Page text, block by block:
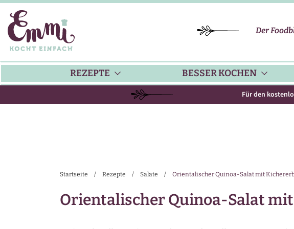
Der
REZEPTE BESSER KOCHEN
Für den
Startseite / Rezepte / Salate / Orientalischer Quinoa-Salat mit
Orientalischer Quinoa-Salat